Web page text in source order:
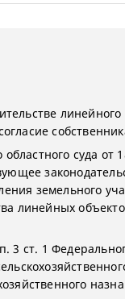
суда от
земельного
линейных
ст. 1